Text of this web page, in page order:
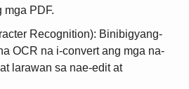
mga PDF.
Recognition): Binibigyang-
OCR na i-convert ang mga na-
larawan sa nae-edit at